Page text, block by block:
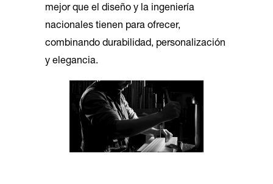
mejor que el diseño y la ingeniería
nacionales tienen para ofrecer,
combinando durabilidad, personalización
y elegancia.